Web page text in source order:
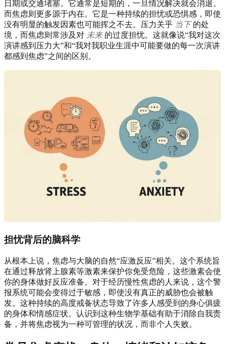
日期或交通堵塞。它通常是短期的，一旦情况解决就会消退。
而焦虑则更多源于内在。它是一种持续的担忧或恐惧感，即使
没有明显的触发因素也可能挥之不去。压力关乎 当下的处
境，而焦虑则常涉及对 未来的过度担忧。这就像说“我对这次
演讲感到压力大”和“我对我职业生涯中可能要做的每一次演讲
都感到焦虑”之间的区别。
担忧背后的脑科学
从根本上说，焦虑与大脑的自然“应激反应”相关。这个系统旨
在通过释放肾上腺素等激素来保护你免受危险，这些激素会使
你的身体做好反应准备。对于经历慢性焦虑的人来说，这个警
报系统可能会变得过于敏感，即使没有真正的威胁也会被触
发。这种持续的高度戒备状态导致了许多人感受到的身心俱疲
的身体和情感症状。认识到这种生物学基础有助于消除自我责
备，并将焦虑视为一种可管理的状况，而非个人失败。